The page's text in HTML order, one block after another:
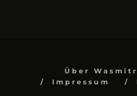
Über
Impressum